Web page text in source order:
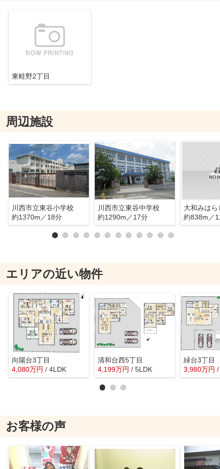
東畦野2丁目
周辺施設
川西市立東谷小学校
約1370m／18分
川西市立東谷中学校
約1290m／17分
大和みはら
約838m／
エリアの近い物件
向陽台3丁目
4,080万円 / 4LDK
清和台西5丁目
4,199万円 / 5LDK
緑台3丁目
3,980万円
お客様の声